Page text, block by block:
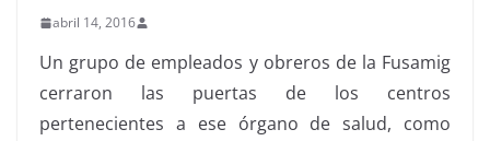
abril 14, 2016
Un grupo de empleados y obreros de la Fusamig
cerraron las puertas de los centros
pertenecientes a ese órgano de salud, como